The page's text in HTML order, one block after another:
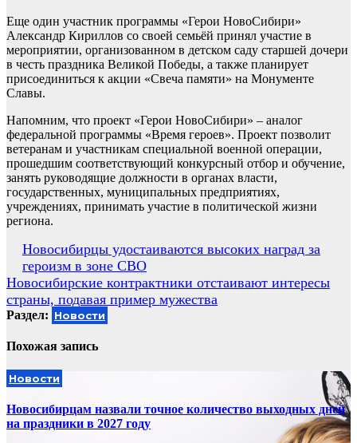
Еще один участник программы «Герои НовоСибири»
Александр Кириллов со своей семьёй принял участие в
мероприятии, организованном в детском саду старшей дочери
в честь праздника Великой Победы, а также планирует
присоединиться к акции «Свеча памяти» на Монументе
Славы.
Напомним, что проект «Герои НовоСибири» – аналог
федеральной программы «Время героев». Проект позволит
ветеранам и участникам специальной военной операции,
прошедшим соответствующий конкурсный отбор и обучение,
занять руководящие должности в органах власти,
государственных, муниципальных предприятиях,
учреждениях, принимать участие в политической жизни
региона.
Навигация
по
записям
Новосибирцы удостаиваются высоких наград за
героизм в зоне СВО
Новосибирские контрактники отстаивают интересы
страны, подавая пример мужества
Раздел: Новости
Похожая запись
Новости
Новосибирцам назвали точное количество выходных дней
на праздники в 2027 году